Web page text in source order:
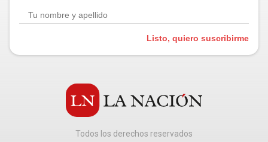
Listo, quiero suscribirme
Todos los derechos reservados